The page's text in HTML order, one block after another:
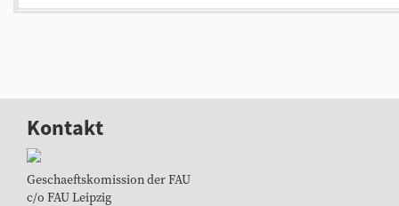
Kontakt
Geschaeftskomission der FAU
c/o FAU Leipzig